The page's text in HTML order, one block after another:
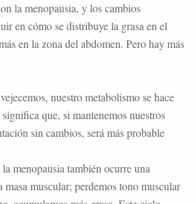
la menopausia, y los cambios
en cómo se distribuye la grasa en el
en la zona del abdomen. Pero hay más
nuestro metabolismo se hace
que, si mantenemos nuestros
sin cambios, será más probable
menopausia también ocurre una
muscular; perdemos tono muscular